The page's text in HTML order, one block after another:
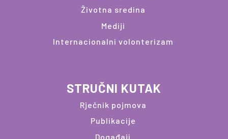
Životna sredina
Mediji
Internacionalni volonterizam
STRUČNI KUTAK
Rječnik pojmova
Publikacije
Događaji